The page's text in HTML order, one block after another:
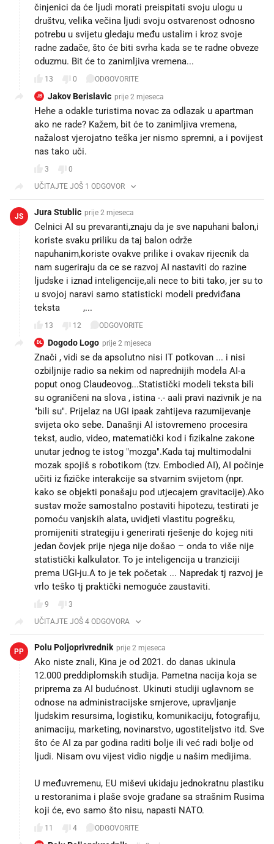
činjenici da će ljudi morati preispitati svoju ulogu u
društvu, velika večina ljudi svoju ostvarenost odnosno
potrebu u svijetu gledaju među ustalim i kroz svoje
radne zadače, što će biti svrha kada se te radne obveze
oduzmu. Bit će to zanimljiva vremena...
13 0 ODGOVORITE
JB Jakov Berislavic prije 2 mjeseca
Hehe a odakle turistima novac za odlazak u apartman
ako ne rade? Kažem, bit će to zanimljiva vremena,
nažalost vjerojatno teška jer nismo spremni, a i povijest
nas tako uči.
3
0
UČITAJTE JOŠ 1 ODGOVOR
JS Jura Stublic prije 2 mjeseca
Celnici AI su prevaranti,znaju da je sve napuhani balon,i
koriste svaku priliku da taj balon održe
napuhanim,koriste ovakve prilike i ovakav rijecnik da
nam sugeriraju da ce se razvoj AI nastaviti do razine
ljudske i iznad inteligencije,ali nece to biti tako, jer su to
u svojoj naravi samo statisticki modeli predviđana
teksta🤣🤣,...
13 12 ODGOVORITE
DL Dogodo Logo prije 2 mjeseca
Znači , vidi se da apsolutno nisi IT potkovan ... i nisi
ozbiljnije radio sa nekim od naprednijih modela AI-a
poput onog Claudeovog...Statistički modeli teksta bili
su ograničeni na slova , istina -.- aali pravi nazivnik je na
"bili su". Prijelaz na UGI ipaak zahtijeva razumijevanje
svijeta oko sebe. Današnji AI istovremeno procesira
tekst, audio, video, matematički kod i fizikalne zakone
unutar jednog te istog "mozga".Kada taj multimodalni
mozak spojiš s robotikom (tzv. Embodied AI), AI počinje
učiti iz fizičke interakcije sa stvarnim svijetom (npr.
kako se objekti ponašaju pod utjecajem gravitacije).Ako
sustav može samostalno postaviti hipotezu, testirati je
pomoću vanjskih alata, uvidjeti vlastitu pogrešku,
promijeniti strategiju i generirati rješenje do kojeg niti
jedan čovjek prije njega nije došao – onda to više nije
statistički kalkulator. To je inteligencija u tranziciji
prema UGI-ju.A to je tek početak ... Napredak tj razvoj je
vrlo teško tj praktički nemoguće zaustaviti.
9
3
UČITAJTE JOŠ 4 ODGOVORA
PP Polu Poljoprivrednik prije 2 mjeseca
Ako niste znali, Kina je od 2021. do danas ukinula
12.000 preddiplomskih studija. Pametna nacija koja se
priprema za AI budućnost. Ukinuti studiji uglavnom se
odnose na administracijske smjerove, upravljanje
ljudskim resursima, logistiku, komunikaciju, fotografiju,
animaciju, marketing, novinarstvo, ugostiteljstvo itd. Sve
što će AI za par godina raditi bolje ili već radi bolje od
ljudi. Nisam ovu vijest vidio nigdje u našim medijima.
U međuvremenu, EU miševi ukidaju jednokratnu plastiku
u restoranima i plaše svoje građane sa strašnim Rusima
koji će, evo samo što nisu, napasti NATO.
11 4 ODGOVORITE